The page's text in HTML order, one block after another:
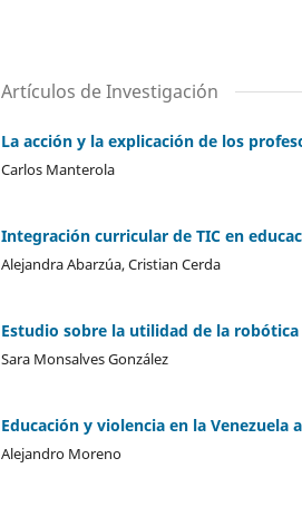
Artículos de Investigación
La acción y la explicación de los
Carlos Manterola
Integración curricular de TIC en
Alejandra Abarzúa, Cristian Cerda
Estudio sobre la utilidad de la
Sara Monsalves González
Educación y violencia en la Venezuela
Alejandro Moreno